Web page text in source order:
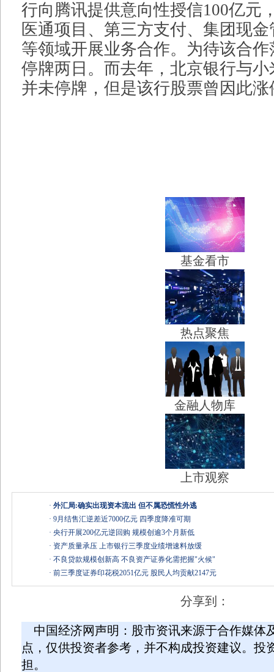
行向腾讯提供意向性授信100亿元
医通项目、第三方支付、集团现
等领域开展业务合作。为待该合
停牌两日。而去年，北京银行与
并未停牌，但是该行股票曾因此涨
基金看市
热点聚焦
金融人物库
上市观察
· 外汇局:确实出现资本流出 但不属恐慌性外逃
· 9月结售汇逆差近7000亿元 四季度降准可期
· 央行开展200亿元逆回购 规模创逾3个月新低
· 资产质量承压 上市银行三季度业绩增速料放缓
· 不良贷款规模创新高 不良资产证券化需把握"火候"
· 前三季度证券印花税2051亿元 股民人均贡献2147元
分享到：
中国经济网声明：股市资讯来源于合作媒体
点，仅供投资者参考，并不构成投资建议。投
担。